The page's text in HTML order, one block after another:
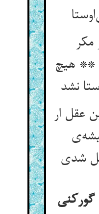
مکر
** هیچ
نشد
عقل ار
شدی
گورکنی